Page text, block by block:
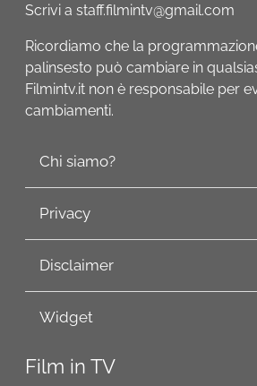
Scrivi a staff.filmintv@gmail.com
Ricordiamo che la
palinsesto può cambiare in
Filmintv.it non è responsabile per
cambiamenti.
Chi siamo?
Privacy
Disclaimer
Widget
Film in TV